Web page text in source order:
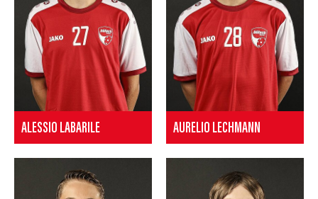
ALESSIO LABARILE AURELIO LECHMANN